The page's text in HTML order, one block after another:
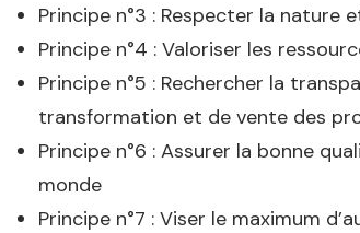
Principe n°3 : Respecter la nature
Principe n°4 : Valoriser les
Principe n°5 : Rechercher la
transformation et de vente des
Principe n°6 : Assurer la bonne
monde
Principe n°7 : Viser le maximum